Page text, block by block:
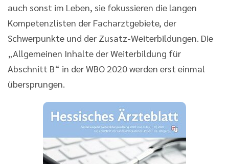
auch sonst im Leben, sie fokussieren die langen
Kompetenzlisten der Facharztgebiete, der
Schwerpunkte und der Zusatz-Weiterbildungen. Die
„Allgemeinen Inhalte der Weiterbildung für
Abschnitt B“ in der WBO 2020 werden erst einmal
übersprungen.